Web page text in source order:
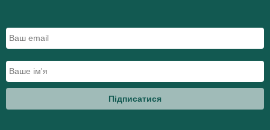
Підписатися